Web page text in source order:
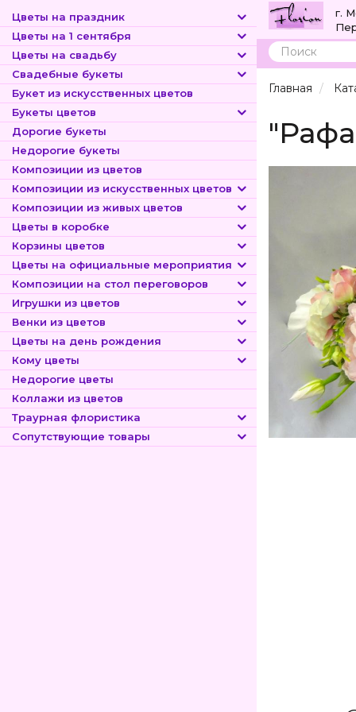
Цветы на праздник
Цветы на 1 сентября
Цветы на свадьбу
Свадебные букеты
Букет из искусственных цветов
Букеты цветов
Дорогие букеты
Недорогие букеты
Композиции из цветов
Композиции из искусственных цветов
Композиции из живых цветов
Цветы в коробке
Корзины цветов
Цветы на официальные мероприятия
Композиции на стол переговоров
Игрушки из цветов
Венки из цветов
Цветы на день рождения
Кому цветы
Недорогие цветы
Коллажи из цветов
Траурная флористика
Сопутствующие товары
г.
Поиск
Главная